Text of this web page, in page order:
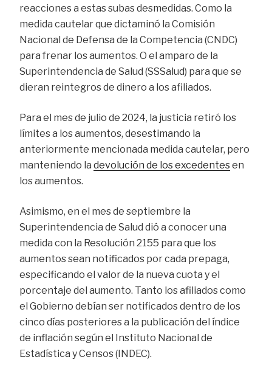
reacciones a estas subas desmedidas. Como la
medida cautelar que dictaminó la Comisión
Nacional de Defensa de la Competencia (CNDC)
para frenar los aumentos. O el amparo de la
Superintendencia de Salud (SSSalud) para que se
dieran reintegros de dinero a los afiliados.
Para el mes de julio de 2024, la justicia retiró los
límites a los aumentos, desestimando la
anteriormente mencionada medida cautelar, pero
manteniendo la devolución de los excedentesen
los aumentos.
Asimismo, en el mes de septiembre la
Superintendencia de Salud dió a conocer una
medida con la Resolución 2155 para que los
aumentos sean notificados por cada prepaga,
especificando el valor de la nueva cuota y el
porcentaje del aumento. Tanto los afiliados como
el Gobierno debían ser notificados dentro de los
cinco días posteriores a la publicación del índice
de inflación según el Instituto Nacional de
Estadística y Censos (INDEC).